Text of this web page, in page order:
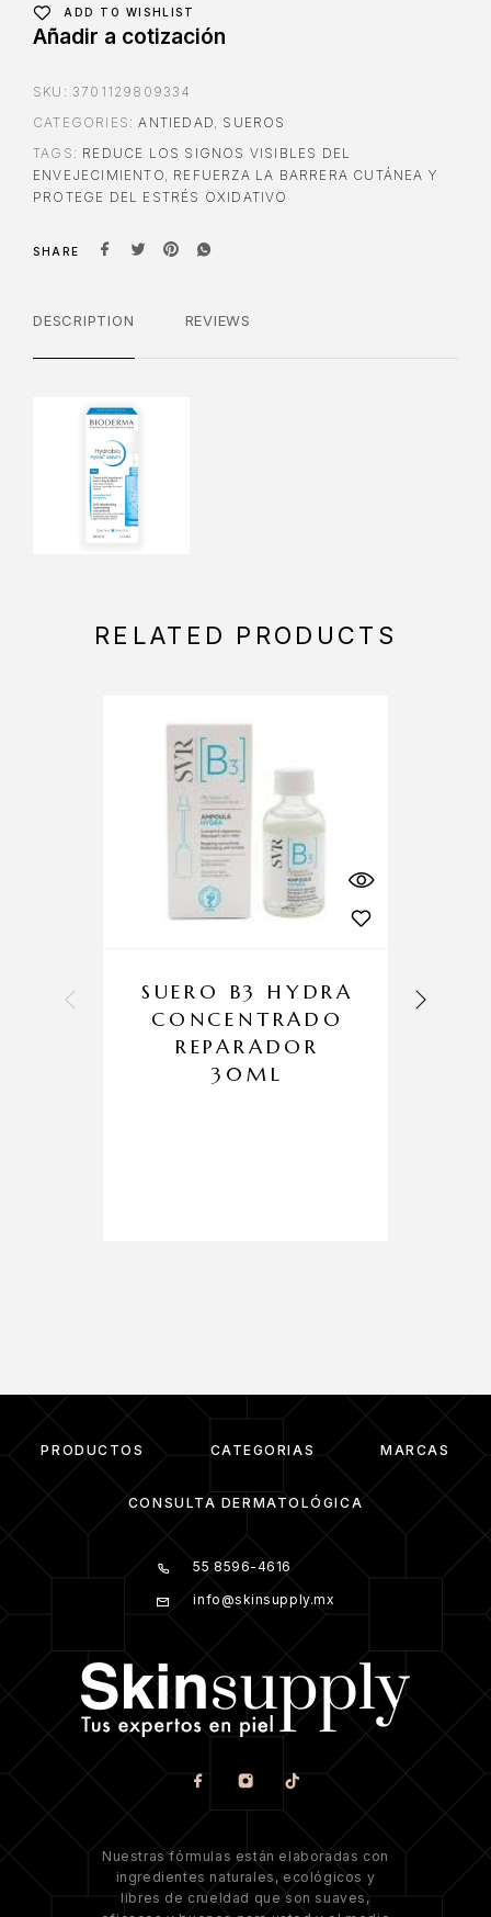
ADD TO WISHLIST
Añadir a cotización
SKU: 3701129809334
CATEGORIES:ANTIEDAD, SUEROS
TAGS: REDUCE LOS SIGNOS VISIBLES DEL
ENVEJECIMIENTO, REFUERZA LA BARRERA CUTÁNEA Y
PROTEGE DEL ESTRÉS OXIDATIVO
SHARE
DESCRIPTION REVIEWS
RELATED PRODUCTS
SUERO B3 HYDRA
CONCENTRADO
REPARADOR
30ML
PRODUCTOS CATEGORIAS MARCAS
CONSULTA DERMATOLÓGICA
55 8596-4616
info@skinsupply.mx
Nuestras fórmulas están elaboradas con
ingredientes naturales, ecológicos y
libres de crueldad que son suaves,